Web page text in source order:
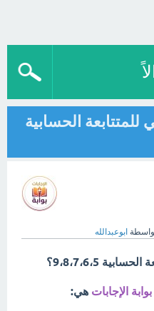
للمتتابعة الحسابية
ابوعبدالله
9،8،7،6،5؟
بوابة الإجابات هي: